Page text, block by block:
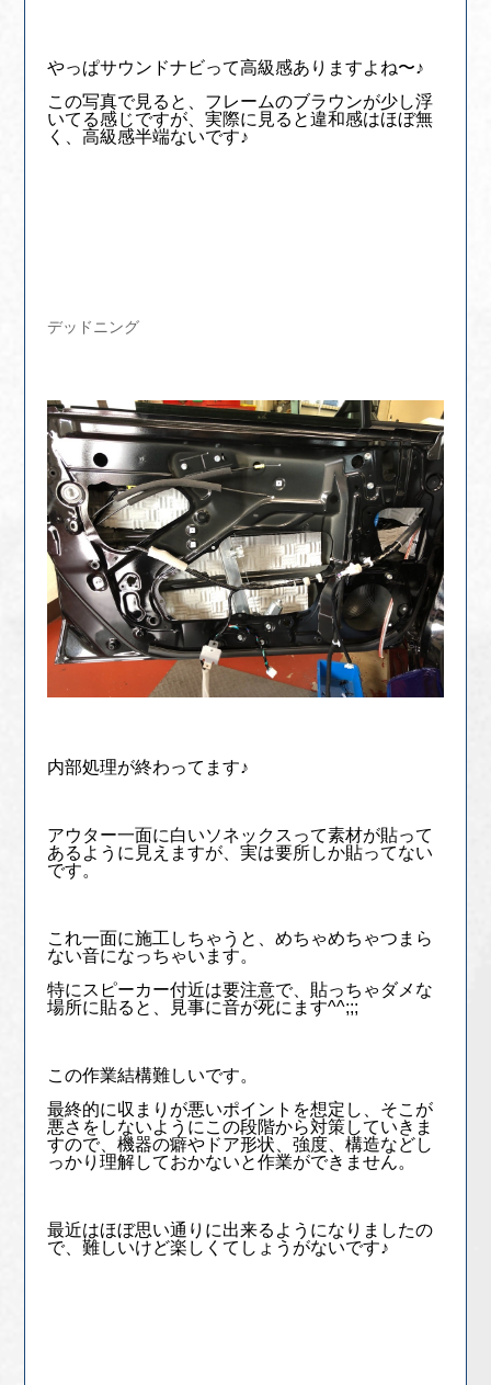
やっぱサウンドナビって高級感ありますよね〜♪
この写真で見ると、フレームのブラウンが少し浮
いてる感じですが、実際に見ると違和感はほぼ無
く、高級感半端ないです♪
デッドニング
内部処理が終わってます♪
アウター一面に白いソネックスって素材が貼って
あるように見えますが、実は要所しか貼ってない
です。
これ一面に施工しちゃうと、めちゃめちゃつまら
ない音になっちゃいます。
特にスピーカー付近は要注意で、貼っちゃダメな
場所に貼ると、見事に音が死にます^^;;;
この作業結構難しいです。
最終的に収まりが悪いポイントを想定し、そこが
悪さをしないようにこの段階から対策していきま
すので、機器の癖やドア形状、強度、構造などし
っかり理解しておかないと作業ができません。
最近はほぼ思い通りに出来るようになりましたの
で、難しいけど楽しくてしょうがないです♪